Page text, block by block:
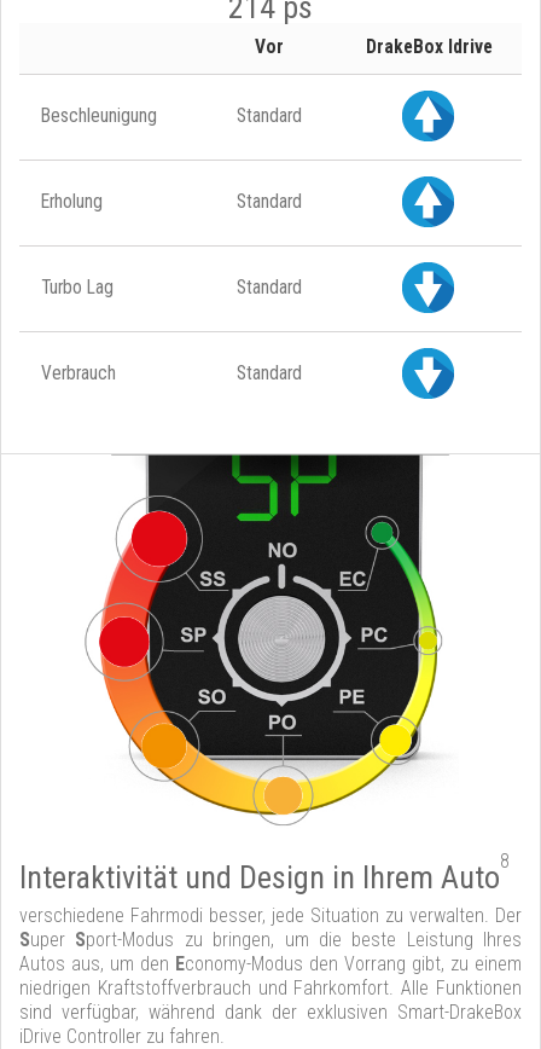
Vor DrakeBox Idrive
Beschleunigung Standard
Erholung Standard
Turbo Lag Standard
Verbrauch Standard
Interaktivität und Design in Ihrem Auto8
verschiedene Fahrmodi besser, jede Situation zu verwalten. Der
Super Sport-Modus zu bringen, um die beste Leistung Ihres
Autos aus, um den Economy-Modus den Vorrang gibt, zu einem
niedrigen Kraftstoffverbrauch und Fahrkomfort. Alle Funktionen
sind verfügbar, während dank der exklusiven Smart-DrakeBox
iDrive Controller zu fahren.